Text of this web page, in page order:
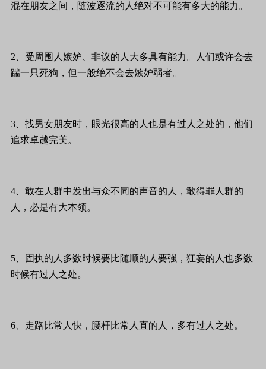
混在朋友之间，随波逐流的人绝对不可能有多大的能力。
2、受周围人嫉妒、非议的人大多具有能力。人们或许会去
踹一只死狗，但一般绝不会去嫉妒弱者。
3、找男女朋友时，眼光很高的人也是有过人之处的，他们
追求卓越完美。
4、敢在人群中发出与众不同的声音的人，敢得罪人群的
人，必是有大本领。
5、固执的人多数时候要比随顺的人要强，狂妄的人也多数
时候有过人之处。
6、走路比常人快，腰杆比常人直的人，多有过人之处。